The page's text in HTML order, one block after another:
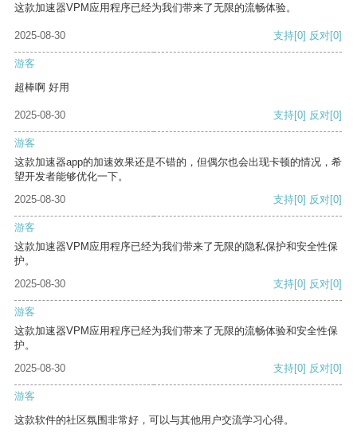
这款加速器VPM应用程序已经为我们带来了无限的流畅体验。
2025-08-30 支持[0] 反对[0]
游客
超棒啊 好用
2025-08-30 支持[0] 反对[0]
游客
这款加速器app的加速效果还是不错的，但偶尔也会出现卡顿的情况，希
望开发者能够优化一下。
2025-08-30
支持[0] 反对[0]
游客
这款加速器VPM应用程序已经为我们带来了无限的隐私保护和安全性保
护。
2025-08-30
支持[0] 反对[0]
游客
这款加速器VPM应用程序已经为我们带来了无限的流畅体验和安全性保
护。
2025-08-30
支持[0] 反对[0]
游客
这款软件的社区氛围非常好，可以与其他用户交流学习心得。